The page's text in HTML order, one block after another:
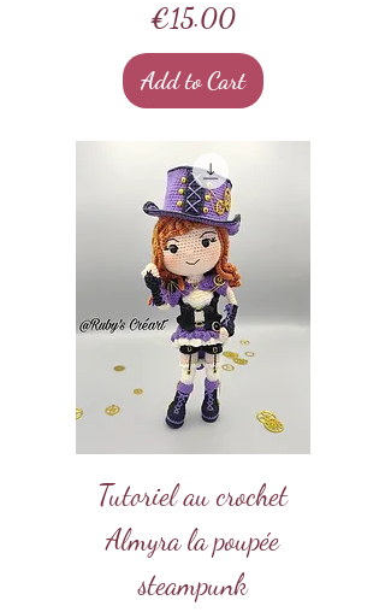
Price
€15.00
Add to Cart
Tutoriel au crochet
Almyra la poupée
steampunk